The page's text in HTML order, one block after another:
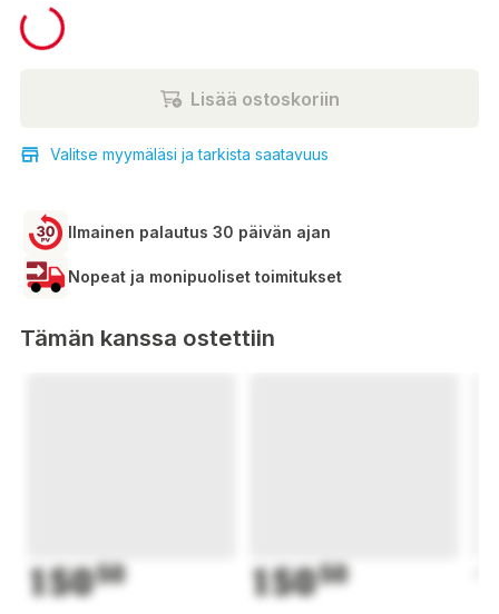
7,90 €
Lisää ostoskoriin
Valitse myymäläsi ja tarkista saatavuus
Ilmainen palautus 30 päivän ajan
Nopeat ja monipuoliset toimitukset
Tämän kanssa ostettiin
15050 15050